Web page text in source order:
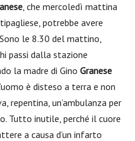
, che mercoledì mattina
potrebbe avere
le 8.30 del mattino,
passi dalla stazione
la madre di Gino Granese
è disteso a terra e non
repentina, un’ambulanza per
Tutto inutile, perché il cuore
a causa d’un infarto